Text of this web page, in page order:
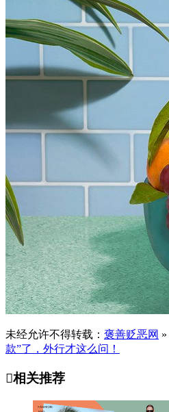
未经允许不得转载： 褒善贬恶网 »
款”了，外行才这么问！
相关推荐